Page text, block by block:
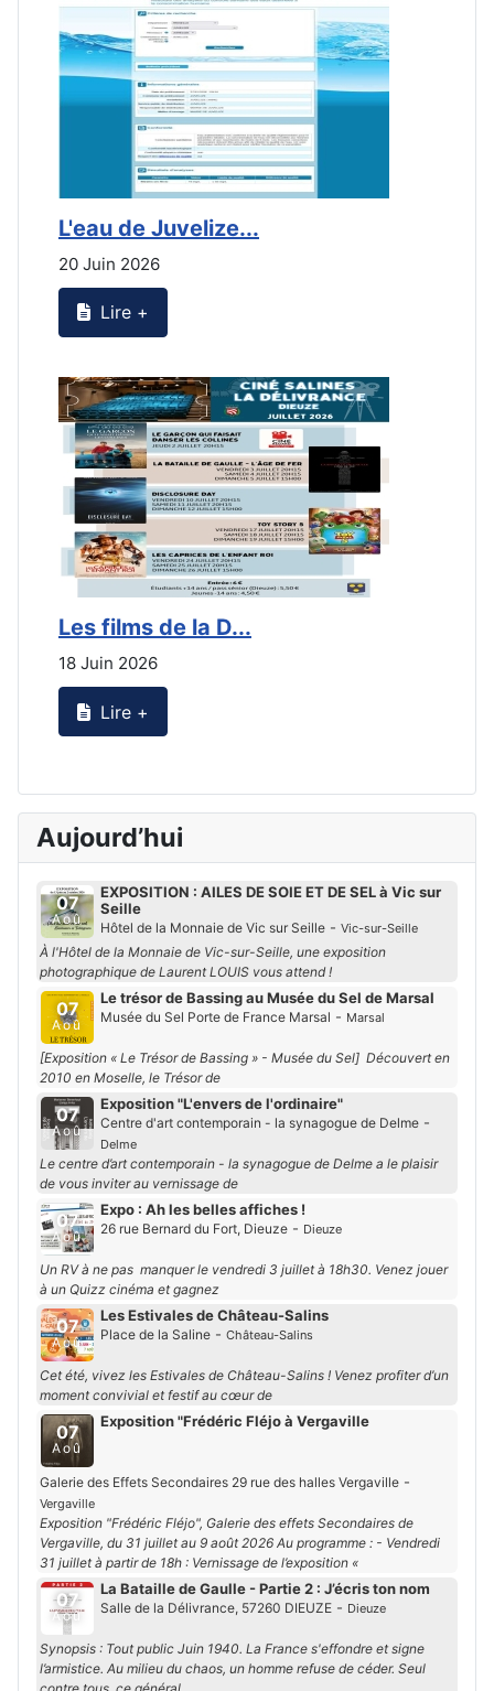
L'eau de Juvelize...
20 Juin 2026
Lire +
Les films de la D...
18 Juin 2026
Lire +
Aujourd’hui
07
Aoû
EXPOSITION : AILES DE SOIE ET DE SEL à Vic sur
Seille
Hôtel de la Monnaie de Vic sur Seille - Vic-sur-Seille
À l'Hôtel de la Monnaie de Vic-sur-Seille, une exposition
photographique de Laurent LOUIS vous attend !
07
Aoû
Le trésor de Bassing au Musée du Sel de Marsal
Musée du Sel Porte de France Marsal - Marsal
[Exposition « Le Trésor de Bassing » - Musée du Sel] Découvert en
2010 en Moselle, le Trésor de
07
Aoû
Exposition "L'envers de l'ordinaire"
Centre d'art contemporain - la synagogue de Delme -
Delme
Le centre d’art contemporain - la synagogue de Delme a le plaisir
de vous inviter au vernissage de
07
Aoû
Expo : Ah les belles affiches !
26 rue Bernard du Fort, Dieuze - Dieuze
Un RV à ne pas manquer le vendredi 3 juillet à 18h30. Venez jouer
à un Quizz cinéma et gagnez
07
Aoû
Les Estivales de Château-Salins
Place de la Saline - Château-Salins
Cet été, vivez les Estivales de Château-Salins ! Venez profiter d’un
moment convivial et festif au cœur de
07
Aoû
Exposition "Frédéric Fléjo à Vergaville
Galerie des Effets Secondaires 29 rue des halles Vergaville -
Vergaville
Exposition "Frédéric Fléjo", Galerie des effets Secondaires de
Vergaville, du 31 juillet au 9 août 2026 Au programme : - Vendredi
31 juillet à partir de 18h : Vernissage de l’exposition «
07
Aoû
La Bataille de Gaulle - Partie 2 : J’écris ton nom
Salle de la Délivrance, 57260 DIEUZE - Dieuze
Synopsis : Tout public Juin 1940. La France s'effondre et signe
l’armistice. Au milieu du chaos, un homme refuse de céder. Seul